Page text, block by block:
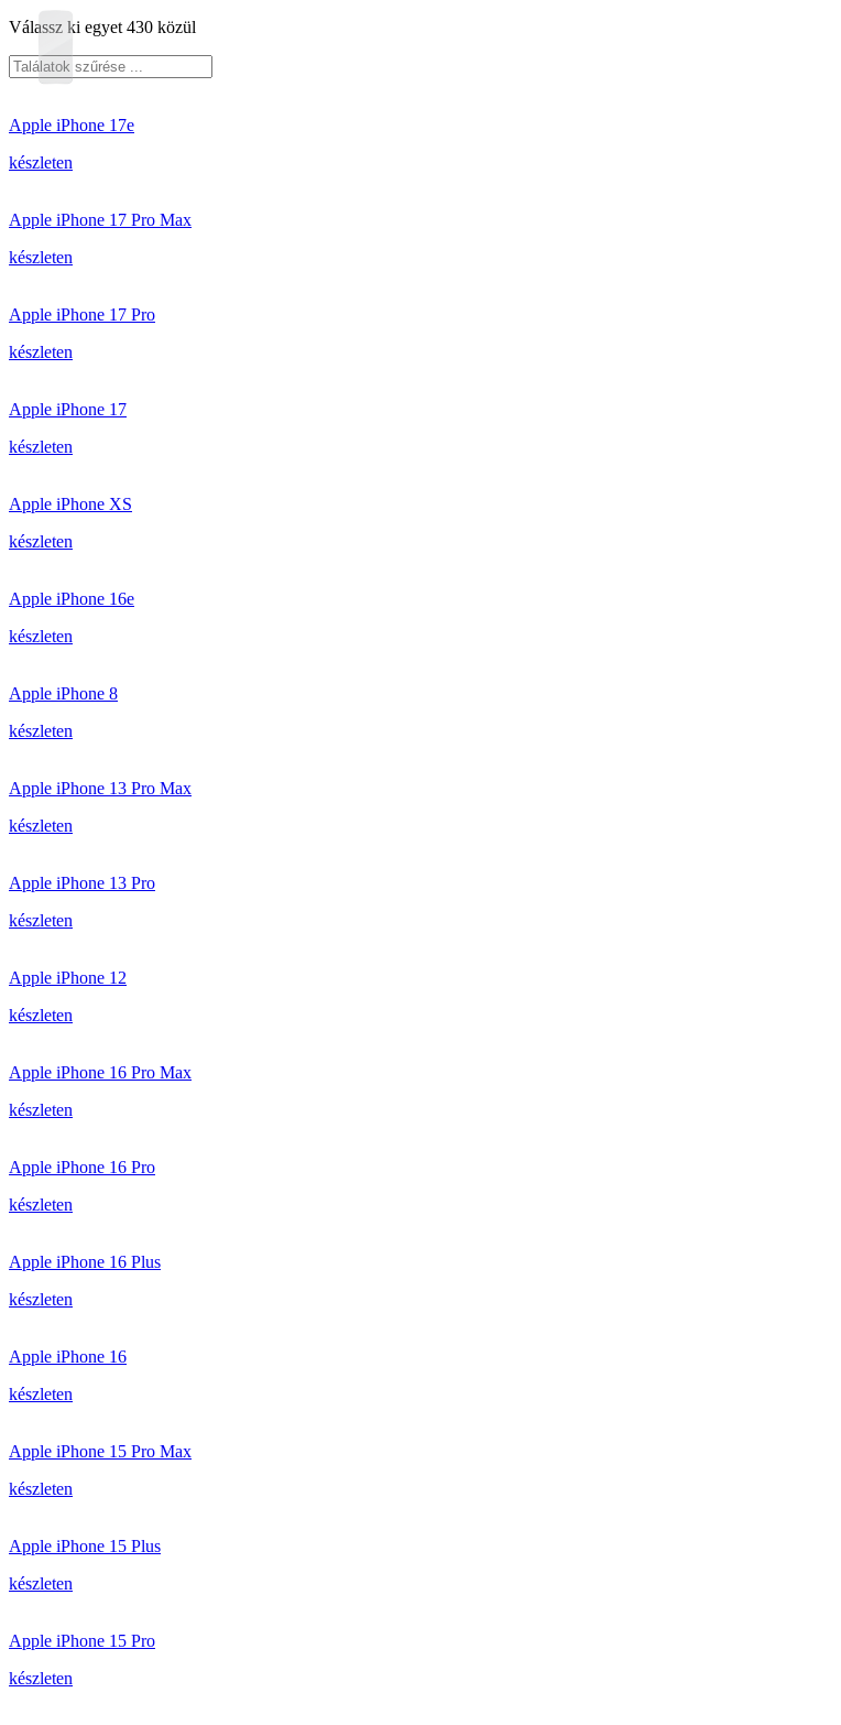
Válassz ki egyet 430 közül
Apple iPhone 17e
készleten
Apple iPhone 17 Pro Max
készleten
Apple iPhone 17 Pro
készleten
Apple iPhone 17
készleten
Apple iPhone XS
készleten
Apple iPhone 16e
készleten
Apple iPhone 8
készleten
Apple iPhone 13 Pro Max
készleten
Apple iPhone 13 Pro
készleten
Apple iPhone 12
készleten
Apple iPhone 16 Pro Max
készleten
Apple iPhone 16 Pro
készleten
Apple iPhone 16 Plus
készleten
Apple iPhone 16
készleten
Apple iPhone 15 Pro Max
készleten
Apple iPhone 15 Plus
készleten
Apple iPhone 15 Pro
készleten